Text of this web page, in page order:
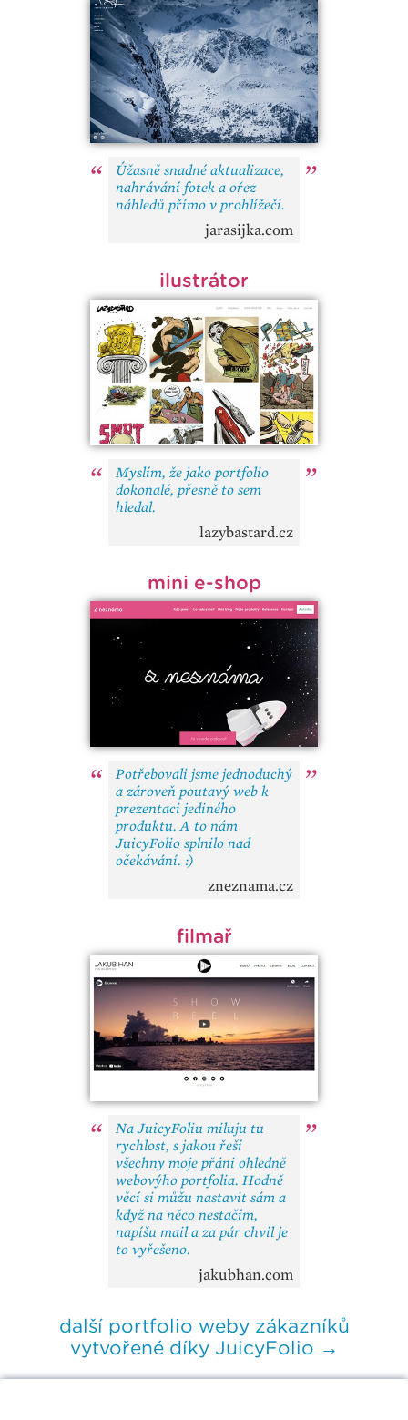
Úžasně snadné aktualizace,
nahrávání fotek a ořez
náhledů přímo v prohlížeči.
jarasijka.com
ilustrátor
Myslím, že jako portfolio
dokonalé, přesně to sem
hledal.
lazybastard.cz
mini e-shop
Potřebovali jsme jednoduchý
a zároveň poutavý web k
prezentaci jediného
produktu. A to nám
JuicyFolio splnilo nad
očekávání. :)
zneznama.cz
filmař
Na JuicyFoliu miluju tu
rychlost, s jakou řeší
všechny moje přáni ohledně
webovýho portfolia. Hodně
věcí si můžu nastavit sám a
když na něco nestačím,
napíšu mail a za pár chvil je
to vyřešeno.
jakubhan.com
další portfolio weby zákazníků
vytvořené díky JuicyFolio →